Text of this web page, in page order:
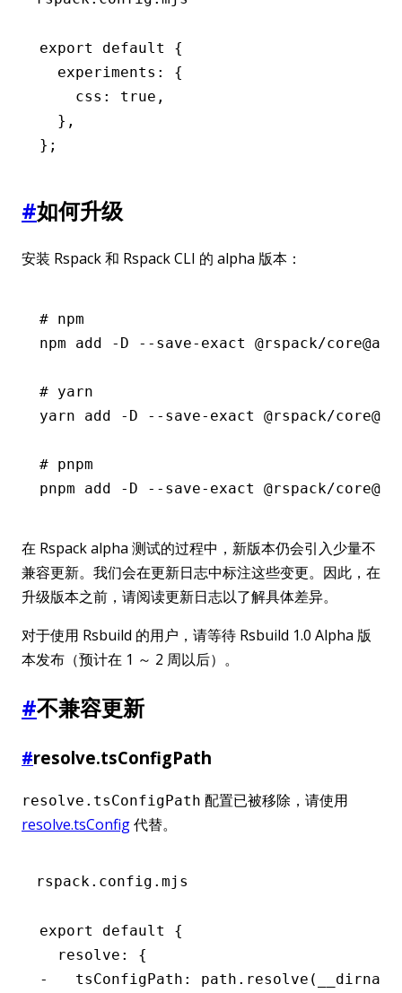
export default
{
  experiments
:
{
    css
: true ,
  }
,
};
#如何升级
安装 Rspack 和 Rspack CLI 的 alpha 版本：
# npm
npm add -D --save-exact @rspack/
# yarn
yarn add -D --save-exact @rspack/
# pnpm
pnpm add -D --save-exact @rspack/
在 Rspack alpha 测试的过程中，新版本仍会引入少量不
兼容更新。我们会在更新日志中标注这些变更。因此，在
升级版本之前，请阅读更新日志以了解具体差异。
对于使用 Rsbuild 的用户，请等待 Rsbuild 1.0 Alpha 版
本发布（预计在 1 ～ 2 周以后）。
#不兼容更新
#resolve.tsConfigPath
resolve.tsConfigPath 配置已被移除，请使用
resolve.tsConfig代替。
rspack.config.mjs
export default {
  resolve: {
-   tsConfigPath: